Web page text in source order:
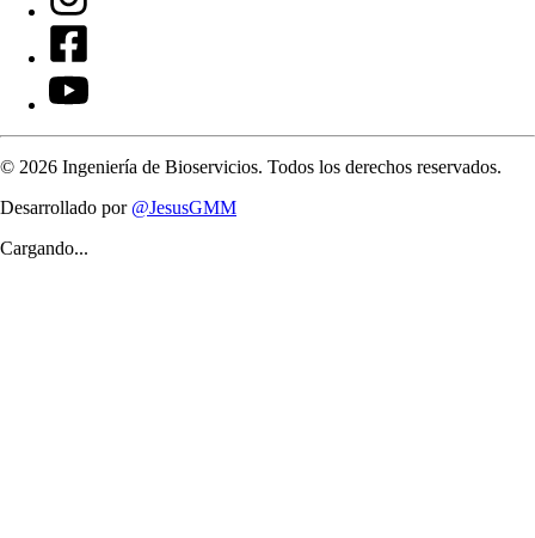
© 2026 Ingeniería de Bioservicios. Todos los derechos reservados.
Desarrollado por @JesusGMM
Cargando...